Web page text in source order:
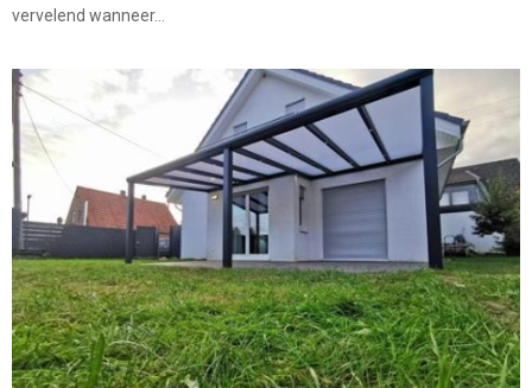
vervelend wanneer...